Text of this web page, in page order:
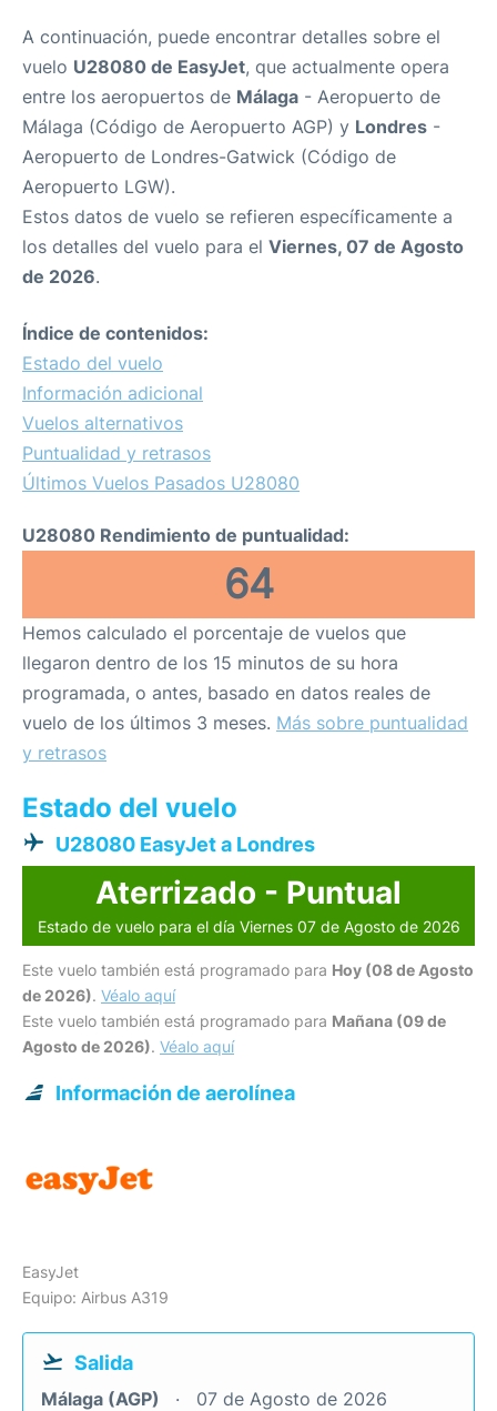
A continuación, puede encontrar detalles sobre el
vuelo U28080 de EasyJet, que actualmente opera
entre los aeropuertos de Málaga - Aeropuerto de
Málaga (Código de Aeropuerto AGP) y Londres -
Aeropuerto de Londres-Gatwick (Código de
Aeropuerto LGW).
Estos datos de vuelo se refieren específicamente a
los detalles del vuelo para el Viernes, 07 de Agosto
de 2026.
Índice de contenidos:
Estado del vuelo
Información adicional
Vuelos alternativos
Puntualidad y retrasos
Últimos Vuelos Pasados U28080
U28080 Rendimiento de puntualidad:
64
Hemos calculado el porcentaje de vuelos que
llegaron dentro de los 15 minutos de su hora
programada, o antes, basado en datos reales de
vuelo de los últimos 3 meses. Más sobre puntualidad
y retrasos
Estado del vuelo
U28080 EasyJet a Londres
Aterrizado - Puntual
Estado de vuelo para el día Viernes 07 de Agosto de 2026
Este vuelo también está programado para Hoy (08 de Agosto
de 2026). Véalo aquí
Este vuelo también está programado para Mañana (09 de
Agosto de 2026). Véalo aquí
Información de aerolínea
EasyJet
Equipo: Airbus A319
Salida
Málaga (AGP) 07 de Agosto de 2026